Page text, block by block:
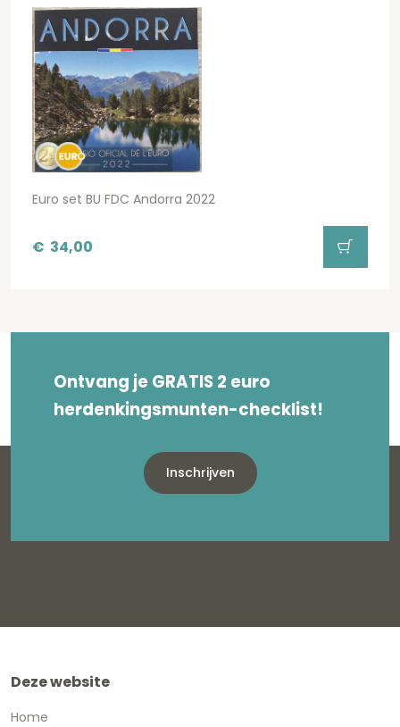
Euro set BU FDC Andorra 2022
€ 34,00
Ontvang je GRATIS 2 euro
herdenkingsmunten-checklist!
Inschrijven
Deze website
Home